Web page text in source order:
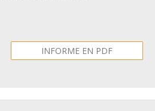
INFORME EN PDF